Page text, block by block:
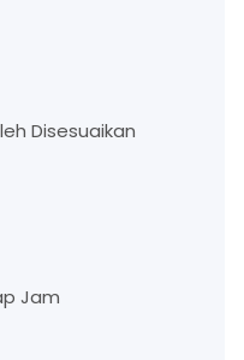
Disesuaikan
Jam